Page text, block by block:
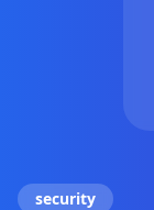
security